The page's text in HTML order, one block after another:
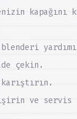
kapağını
çekin.
ve servis